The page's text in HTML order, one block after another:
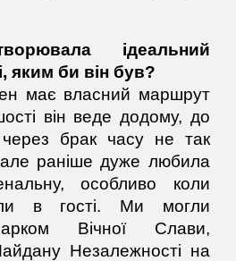
ідеальний
яким би він був?
має власний маршрут
він веде додому, до
брак часу не так
раніше дуже любила
особливо коли
в гості. Ми могли
Вічної Слави,
Незалежності на